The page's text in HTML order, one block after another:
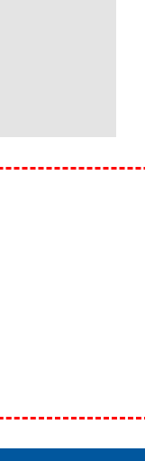
ГЛАВНАЯ